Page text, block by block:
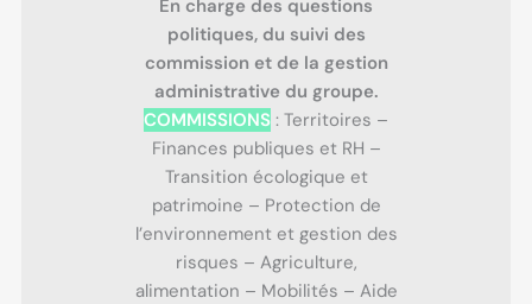
En charge des questions
politiques, du suivi des
commission et de la gestion
administrative du groupe.
COMMISSIONS : Territoires –
Finances publiques et RH –
Transition écologique et
patrimoine – Protection de
l’environnement et gestion des
risques – Agriculture,
alimentation – Mobilités – Aide